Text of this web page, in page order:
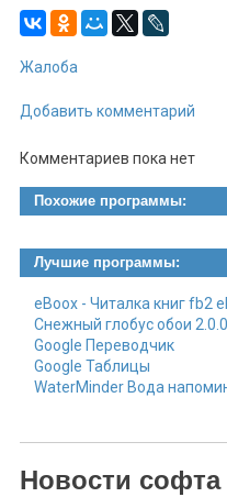
Жалоба
Добавить комментарий
Комментариев пока нет
Похожие программы:
Лучшие программы:
eBoox - Читалка книг fb2
Снежный глобус обои 2.0.0
Google Переводчик
Google Таблицы
WaterMinder Вода
Новости софта